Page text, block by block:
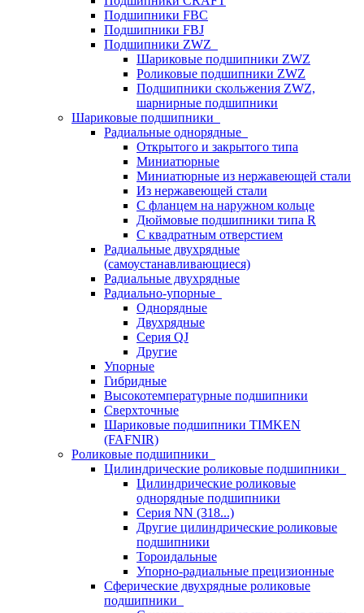
Подшипники FBC
Подшипники FBJ
Подшипники ZWZ
Шариковые подшипники ZWZ
Роликовые подшипники ZWZ
Подшипники скольжения ZWZ,
шарнирные подшипники
Шариковые подшипники
Радиальные однорядные
Открытого и закрытого типа
Миниатюрные
Миниатюрные из нержавеющей стали
Из нержавеющей стали
С фланцем на наружном кольце
Дюймовые подшипники типа R
С квадратным отверстием
Радиальные двухрядные
(самоустанавливающиеся)
Радиальные двухрядные
Радиально-упорные
Однорядные
Двухрядные
Серия QJ
Другие
Упорные
Гибридные
Высокотемпературные подшипники
Сверхточные
Шариковые подшипники TIMKEN
(FAFNIR)
Роликовые подшипники
Цилиндрические роликовые подшипники
Цилиндрические роликовые
однорядные подшипники
Серия NN (318...)
Другие цилиндрические роликовые
подшипники
Тороидальные
Упорно-радиальные прецизионные
Сферические двухрядные роликовые
подшипники